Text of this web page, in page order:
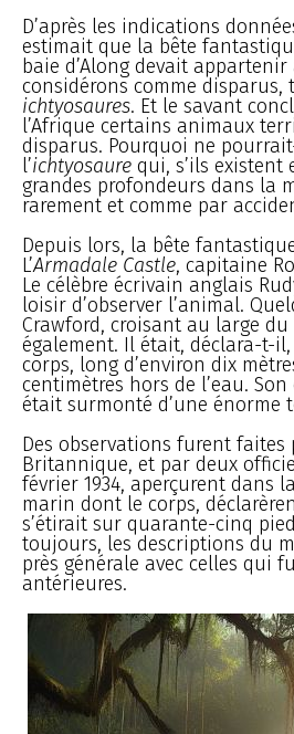
D’après les indications
estimait que la bête
baie d’Along devait
considérons comme disparus,
ichtyosaures. Et le savant
l’Afrique certains animaux
disparus. Pourquoi ne
l’ichtyosaure qui, s’ils existent
grandes profondeurs dans la
rarement et comme par
Depuis lors, la bête
L’Armadale Castle, capitaine
Le célèbre écrivain anglais
loisir d’observer l’animal.
Crawford, croisant au large
également. Il était, déclara-t-
corps, long d’environ dix
centimètres hors de l’eau.
était surmonté d’une énorme
Des observations furent
Britannique, et par deux
février 1934, aperçurent dans
marin dont le corps,
s’étirait sur quarante-cinq
toujours, les descriptions du
près générale avec celles qui
antérieures.